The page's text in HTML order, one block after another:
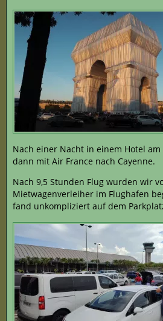
Nach einer Nacht in einem Hotel
dann mit Air France nach Cayenne.
Nach 9,5 Stunden Flug wurden wir
Mietwagenverleiher im Flughafen
fand unkompliziert auf dem